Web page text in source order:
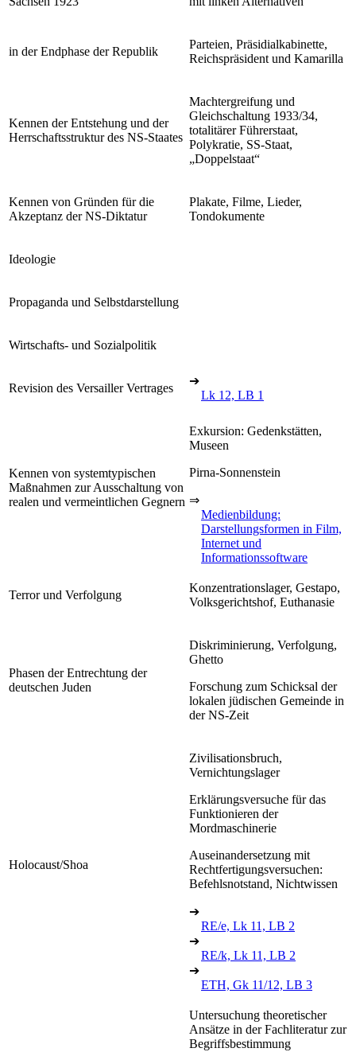
in der Endphase der Republik
Parteien, Präsidialkabinette,
Reichspräsident und Kamarilla
Kennen der Entstehung und der
Herrschaftsstruktur des NS-Staates
Machtergreifung und
Gleichschaltung 1933/34,
totalitärer Führerstaat,
Polykratie, SS-Staat,
„Doppelstaat“
Kennen von Gründen für die
Akzeptanz der NS-Diktatur
Plakate, Filme, Lieder,
Tondokumente
Ideologie
Propaganda und Selbstdarstellung
Wirtschafts- und Sozialpolitik
Revision des Versailler Vertrages
➔
Lk 12, LB 1
Kennen von systemtypischen
Maßnahmen zur Ausschaltung von
realen und vermeintlichen Gegnern
Exkursion: Gedenkstätten,
Museen
Pirna-Sonnenstein
⇒
Medienbildung:
Darstellungsformen in Film,
Internet und
Informationssoftware
Terror und Verfolgung
Konzentrationslager, Gestapo,
Volksgerichtshof, Euthanasie
Phasen der Entrechtung der
deutschen Juden
Diskriminierung, Verfolgung,
Ghetto
Forschung zum Schicksal der
lokalen jüdischen Gemeinde in
der NS-Zeit
Holocaust/Shoa
Zivilisationsbruch,
Vernichtungslager
Erklärungsversuche für das
Funktionieren der
Mordmaschinerie
Auseinandersetzung mit
Rechtfertigungsversuchen:
Befehlsnotstand, Nichtwissen
➔
RE/e, Lk 11, LB 2
➔
RE/k, Lk 11, LB 2
➔
ETH, Gk 11/12, LB 3
Untersuchung theoretischer
Ansätze in der Fachliteratur zur
Begriffsbestimmung